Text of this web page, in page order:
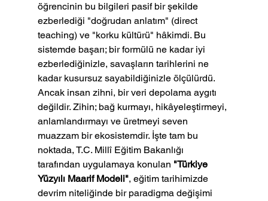
öğrencinin bu bilgileri pasif bir şekilde
ezberlediği "doğrudan anlatım" (direct
teaching) ve "korku kültürü" hâkimdi. Bu
sistemde başarı; bir formülü ne kadar iyi
ezberlediğinizle, savaşların tarihlerini ne
kadar kusursuz sayabildiğinizle ölçülürdü.
Ancak insan zihni, bir veri depolama aygıtı
değildir. Zihin; bağ kurmayı, hikâyeleştirmeyi,
anlamlandırmayı ve üretmeyi seven
muazzam bir ekosistemdir. İşte tam bu
noktada, T.C. Millî Eğitim Bakanlığı
tarafından uygulamaya konulan "Türkiye
Yüzyılı Maarif Modeli", eğitim tarihimizde
devrim niteliğinde bir paradigma değişimi